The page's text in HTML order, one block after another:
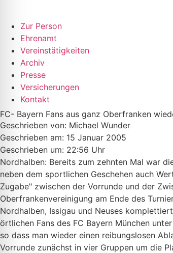
Zur Person
Ehrenamt
Vereinstätigkeiten
Archiv
Presse
Versicherungen
Kontakt
FC- Bayern Fans aus ganz Oberfranken
Geschrieben von: Michael Wunder
Geschrieben am: 15 Januar 2005
Geschrieben um: 22:56 Uhr
Nordhalben: Bereits zum zehnten Mal war
neben dem sportlichen Geschehen auch
Zugabe" zwischen der Vorrunde und der
Oberfrankenvereinigung am Ende des
Nordhalben, Issigau und Neuses
örtlichen Fans des FC Bayern München
so dass man wieder einen reibungslosen
Vorrunde zunächst in vier Gruppen um die